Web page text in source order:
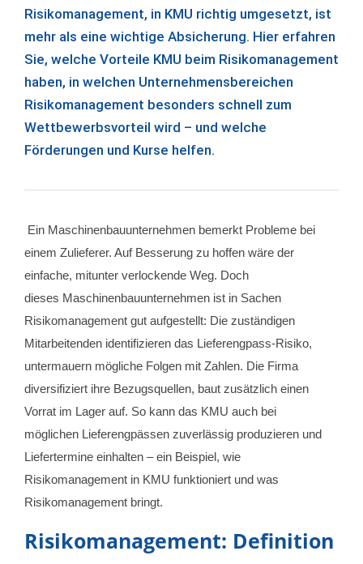
Risikomanagement, in KMU richtig umgesetzt, ist
mehr als eine wichtige Absicherung. Hier erfahren
Sie, welche Vorteile KMU beim Risikomanagement
haben, in welchen Unternehmensbereichen
Risikomanagement besonders schnell zum
Wettbewerbsvorteil wird – und welche
Förderungen und Kurse helfen.
Ein Maschinenbauunternehmen bemerkt Probleme bei
einem Zulieferer. Auf Besserung zu hoffen wäre der
einfache, mitunter verlockende Weg. Doch
dieses Maschinenbauunternehmen ist in Sachen
Risikomanagement gut aufgestellt: Die zuständigen
Mitarbeitenden identifizieren das Lieferengpass-Risiko,
untermauern mögliche Folgen mit Zahlen. Die Firma
diversifiziert ihre Bezugsquellen, baut zusätzlich einen
Vorrat im Lager auf. So kann das KMU auch bei
möglichen Lieferengpässen zuverlässig produzieren und
Liefertermine einhalten – ein Beispiel, wie
Risikomanagement in KMU funktioniert und was
Risikomanagement bringt.
Risikomanagement: Definition